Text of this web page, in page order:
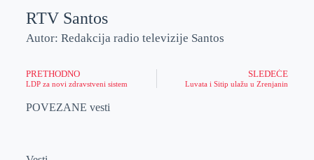
RTV Santos
Autor: Redakcija radio televizije Santos
PRETHODNO
LDP za novi zdravstveni sistem
SLEDEĆE
Luvata i Sitip ulažu u Zrenjanin
POVEZANE vesti